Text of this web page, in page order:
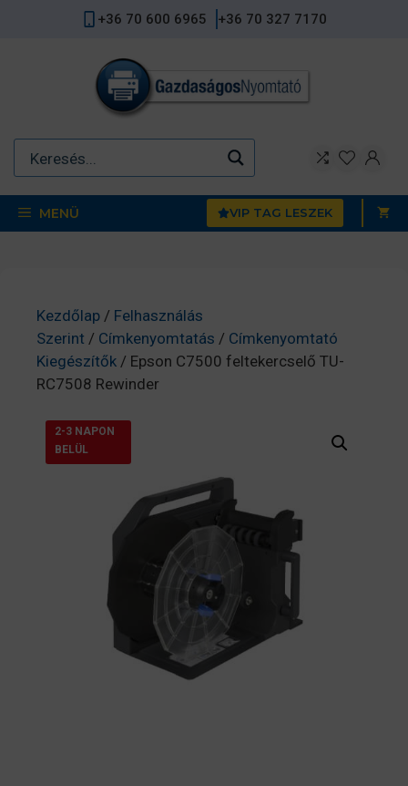
+36 70 600 6965 +36 70 327 7170
MENÜ VIP TAG LESZEK
Kezdőlap / Felhasználás
Szerint / Címkenyomtatás / Címkenyomtató
Kiegészítők / Epson C7500 feltekercselő TU-
RC7508 Rewinder
2-3 NAPON
BELÜL